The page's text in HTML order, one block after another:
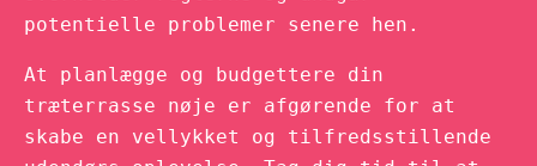
potentielle problemer senere hen.
At planlægge og budgettere din
træterrasse nøje er afgørende for at
skabe en vellykket og tilfredsstillende